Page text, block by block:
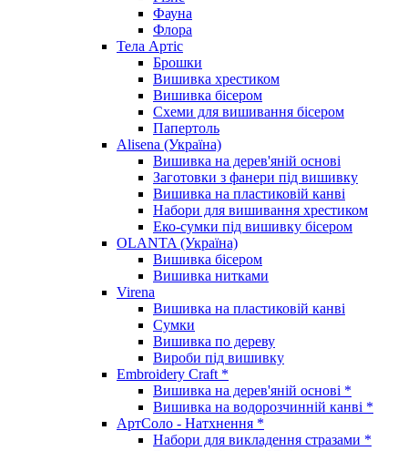
Фауна
Флора
Тела Артіс
Брошки
Вишивка хрестиком
Вишивка бісером
Схеми для вишивання бісером
Папертоль
Alisena (Україна)
Вишивка на дерев'яній основі
Заготовки з фанери під вишивку
Вишивка на пластиковій канві
Набори для вишивання хрестиком
Еко-сумки під вишивку бісером
OLANTA (Україна)
Вишивка бісером
Вишивка нитками
Virena
Вишивка на пластиковій канві
Сумки
Вишивка по дереву
Вироби під вишивку
Embroidery Craft *
Вишивка на дерев'яній основі *
Вишивка на водорозчинній канві *
АртСоло - Натхнення *
Набори для викладення стразами *